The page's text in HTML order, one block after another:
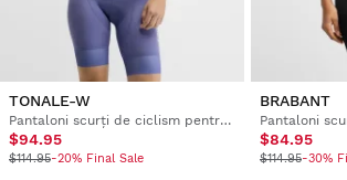
TONALE-W
Pantaloni scurți de ciclism pentru femei
$94.95
$114.95-20% Final Sale
BRABANT
$84.95
$114.95-30%